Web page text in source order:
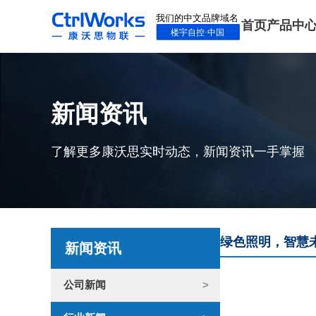
首页产品中
新闻资讯
了解更多康沃思实时动态，新闻资讯一手掌握
新闻资讯
公司新闻
绿色照明，智慧